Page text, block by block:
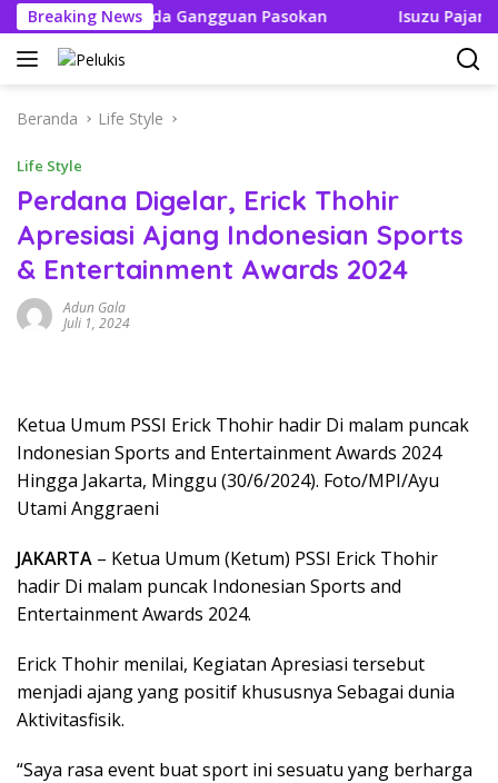
Langsung
ke
konten
Breaking News
Boleh Ada Gangguan Pasokan Isuzu Pajang
Beranda Life Style
Life Style
Perdana Digelar, Erick Thohir
Apresiasi Ajang Indonesian Sports
& Entertainment Awards 2024
Adun Gala
Juli 1, 2024
Ketua Umum PSSI Erick Thohir hadir Di malam puncak
Indonesian Sports and Entertainment Awards 2024
Hingga Jakarta, Minggu (30/6/2024). Foto/MPI/Ayu
Utami Anggraeni
JAKARTA – Ketua Umum (Ketum) PSSI Erick Thohir
hadir Di malam puncak Indonesian Sports and
Entertainment Awards 2024.
Erick Thohir menilai, Kegiatan Apresiasi tersebut
menjadi ajang yang positif khususnya Sebagai dunia
Aktivitasfisik.
“Saya rasa event buat sport ini sesuatu yang berharga